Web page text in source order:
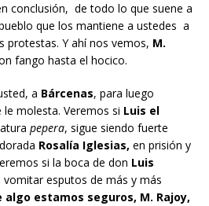
conclusión, de todo lo que suene a
que los mantiene a ustedes a
protestas. Y ahí nos vemos, M.
fango hasta el hocico.
a Bárcenas, para luego
molesta. Veremos si Luis el
pepera, sigue siendo fuerte
Rosalía Iglesias, en prisión y
si la boca de don Luis
vomitar esputos de más y más
algo estamos seguros, M. Rajoy,